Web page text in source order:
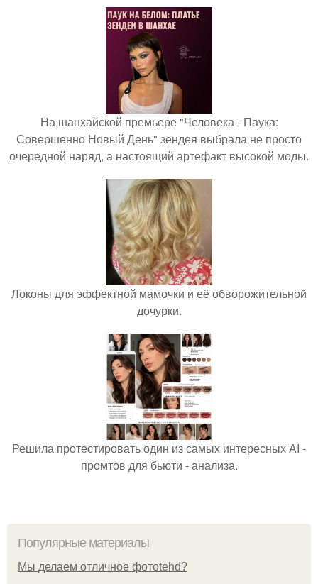
На шанхайской премьере "Человека - Паука:
Совершенно Новый День" зендея выбрала не просто
очередной наряд, а настоящий артефакт высокой моды.
Локоны для эффектной мамочки и её обворожительной
дочурки.
Решила протестировать один из самых интересных AI -
промтов для бьюти - анализа.
Популярные материалы
Мы делаем отличное фотоtehd?